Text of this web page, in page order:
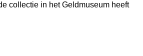
collectie in het Geldmuseum heeft